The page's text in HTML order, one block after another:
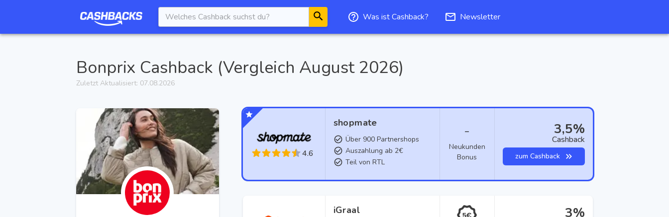
Was ist Cashback? Newsletter
Bonprix Cashback (Vergleich August 2026)
Zuletzt Aktualisiert: 07.08.2026
4.6
shopmate
Über 900 Partnershops
Auszahlung ab 2€
Teil von RTL
–
Neukunden
Bonus
3,5%
Cashback
zum Cashback
iGraal 3%